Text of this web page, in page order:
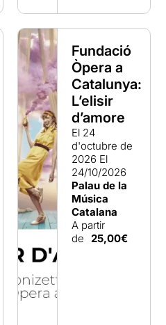
Fundació
Òpera a
Catalunya:
L’elisir
d’amore
El 24
d'octubre de
2026 El
24/10/2026
Palau de la
Música
Catalana
A partir
de 25,00€